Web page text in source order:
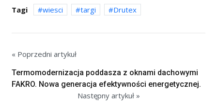
Tagi wiesci targi Drutex
« Poprzedni artykuł
Termomodernizacja poddasza z oknami dachowymi
FAKRO. Nowa generacja efektywności energetycznej.
Następny artykuł »